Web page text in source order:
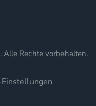
Rechte vorbehalten.